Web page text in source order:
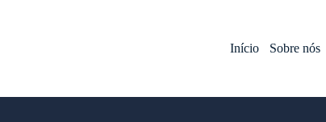
Início Sobre nós